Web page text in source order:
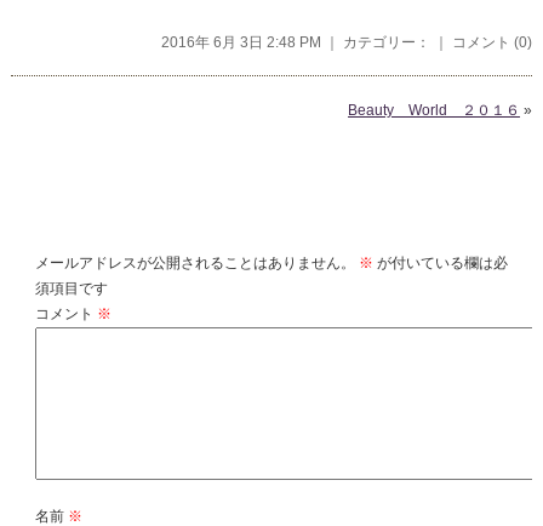
2016年 6月 3日 2:48 PM ｜ カテゴリー： ｜ コメント (0)
Beauty World ２０１６ »
メールアドレスが公開されることはありません。 ※ が付いている欄は必
須項目です
コメント ※
名前 ※